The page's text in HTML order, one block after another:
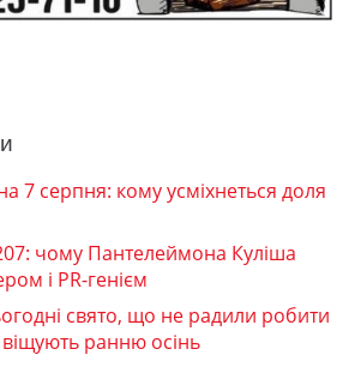
7 серпня: кому усміхнеться доля
чому Пантелеймона Куліша
і PR-генієм
свято, що не радили робити
ранню осінь